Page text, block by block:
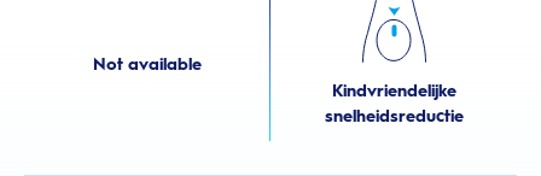
Not available
Kindvriendelijke
snelheidsreductie